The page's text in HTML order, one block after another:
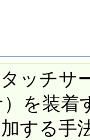
ッチサ
）を装
する手